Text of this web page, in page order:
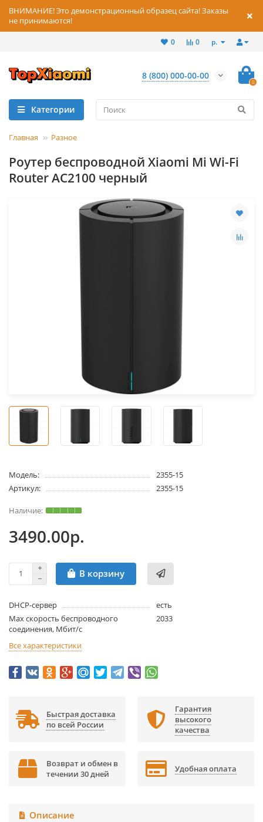
ВНИМАНИЕ! Это демонстрационный образец сайта! Заказы
не принимаются!
р.
0
0
8 (800) 000-00-00
0
Категории
Главная Разное
Роутер беспроводной Xiaomi Mi Wi-Fi
Router AC2100 черный
Модель:
2355-15
Артикул:
2355-15
3490.00р.
В корзину
DHCP-сервер
есть
Max скорость беспроводного
соединения, Мбит/с
2033
Все характеристики
Быстрая доставка
по всей России
Гарантия
высокого
качества
Возврат и обмен в
течении 30 дней
Удобная оплата
Описание